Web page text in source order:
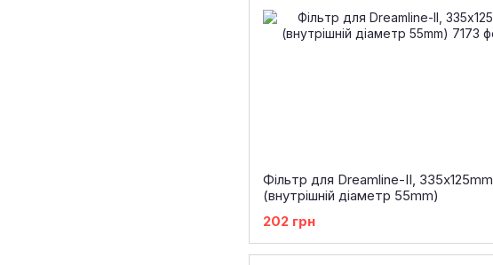
Фільтр для Dreamline-II, 335х125mm
(внутрішній діаметр 55mm)
202 грн